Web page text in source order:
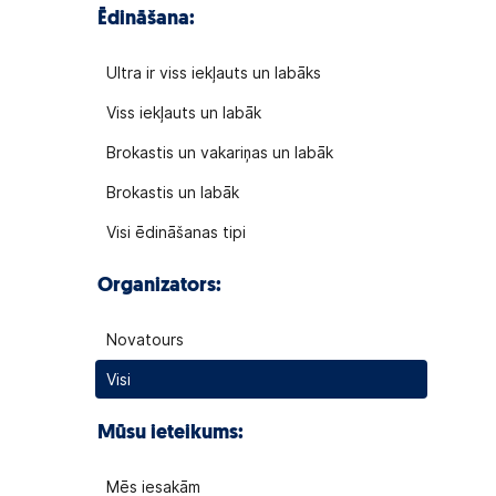
Ēdināšana:
Ultra ir viss iekļauts un labāks
Viss iekļauts un labāk
Brokastis un vakariņas un labāk
Brokastis un labāk
Visi ēdināšanas tipi
Organizators:
Novatours
Visi
Mūsu ieteikums:
Mēs iesakām